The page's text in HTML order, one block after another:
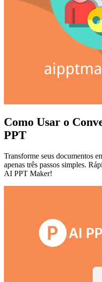
Como Usar o
PPT
Transforme seus documentos
apenas três passos simples.
AI PPT Maker!